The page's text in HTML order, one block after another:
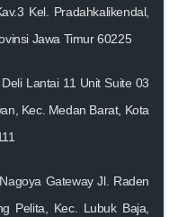
Kel. Pradahkalikendal,
Jawa Timur 60225
Lantai 11 Unit Suite 03
Kec. Medan Barat, Kota
GatewayJl. Raden
Pelita, Kec. Lubuk Baja,